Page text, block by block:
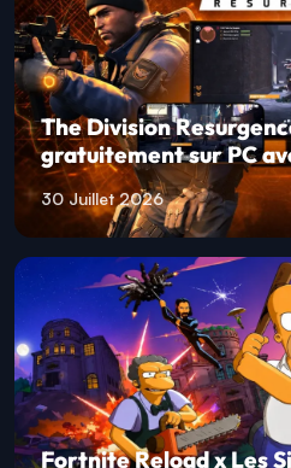
The Division
gratuitement sur PC
30 Juillet 2026
Fortnite Reload x Les